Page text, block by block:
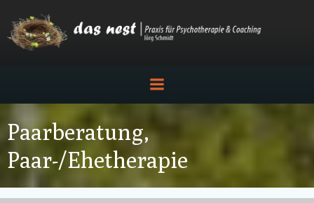
Inhalt
springen
Paarberatung,
Paar-/Ehetherapie